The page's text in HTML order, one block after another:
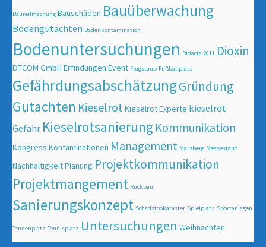
Baureifmachung Bauschäden Bauüberwachung
Bodengutachten Bodenkontamination
Bodenuntersuchungen Didacta 2011 Dioxin
DTCOM GmbH Erfindungen Event Flugstaub Fußballplatz
GefährdungsabschätzungGründung
Gutachten Kieselrot Kieselrot Experte kieselrot
Gefahr Kieselrotsanierung Kommunikation
Kongress Kontaminationen Management Marsberg Messestand
NachhaltigkeitPlanung Projektkommunikation
Projektmangement Rückbau
Sanierungskonzept Schadstookataster Spielplatz Sportanlagen
Tennenplatz Tennisplatz Untersuchungen Weihnachten